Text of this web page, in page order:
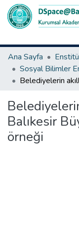
Ana Sayfa
Balıkesir
örneği